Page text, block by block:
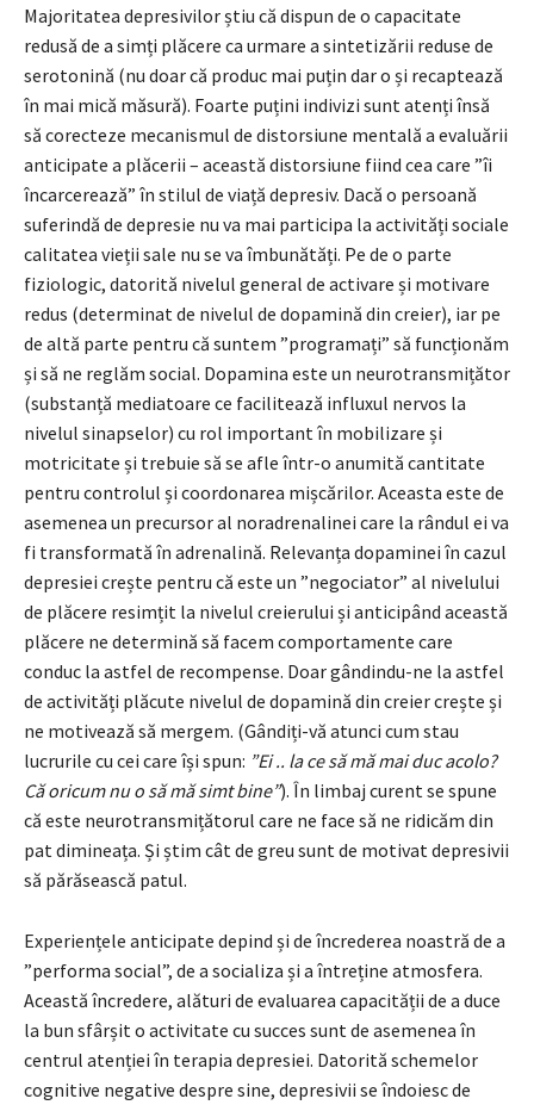
Majoritatea depresivilor știu că dispun de o capacitate
redusă de a simți plăcere ca urmare a sintetizării reduse de
serotonină (nu doar că produc mai puțin dar o și recaptează
în mai mică măsură). Foarte puțini indivizi sunt atenți însă
să corecteze mecanismul de distorsiune mentală a evaluării
anticipate a plăcerii – această distorsiune fiind cea care ”îi
încarcerează” în stilul de viață depresiv. Dacă o persoană
suferindă de depresie nu va mai participa la activități sociale
calitatea vieții sale nu se va îmbunătăți. Pe de o parte
fiziologic, datorită nivelul general de activare și motivare
redus (determinat de nivelul de dopamină din creier), iar pe
de altă parte pentru că suntem ”programați” să funcționăm
și să ne reglăm social. Dopamina este un neurotransmițător
(substanță mediatoare ce facilitează influxul nervos la
nivelul sinapselor) cu rol important în mobilizare și
motricitate și trebuie să se afle într-o anumită cantitate
pentru controlul și coordonarea mișcărilor. Aceasta este de
asemenea un precursor al noradrenalinei care la rândul ei va
fi transformată în adrenalină. Relevanța dopaminei în cazul
depresiei crește pentru că este un ”negociator” al nivelului
de plăcere resimțit la nivelul creierului și anticipând această
plăcere ne determină să facem comportamente care
conduc la astfel de recompense. Doar gândindu-ne la astfel
de activități plăcute nivelul de dopamină din creier crește și
ne motivează să mergem. (Gândiți-vă atunci cum stau
lucrurile cu cei care își spun: ”Ei .. la ce să mă mai duc acolo?
Că oricum nu o să mă simt bine”). În limbaj curent se spune
că este neurotransmițătorul care ne face să ne ridicăm din
pat dimineața. Și știm cât de greu sunt de motivat depresivii
să părăsească patul.
Experiențele anticipate depind și de încrederea noastră de a
”performa social”, de a socializa și a întreține atmosfera.
Această încredere, alături de evaluarea capacității de a duce
la bun sfârșit o activitate cu succes sunt de asemenea în
centrul atenției în terapia depresiei. Datorită schemelor
cognitive negative despre sine, depresivii se îndoiesc de